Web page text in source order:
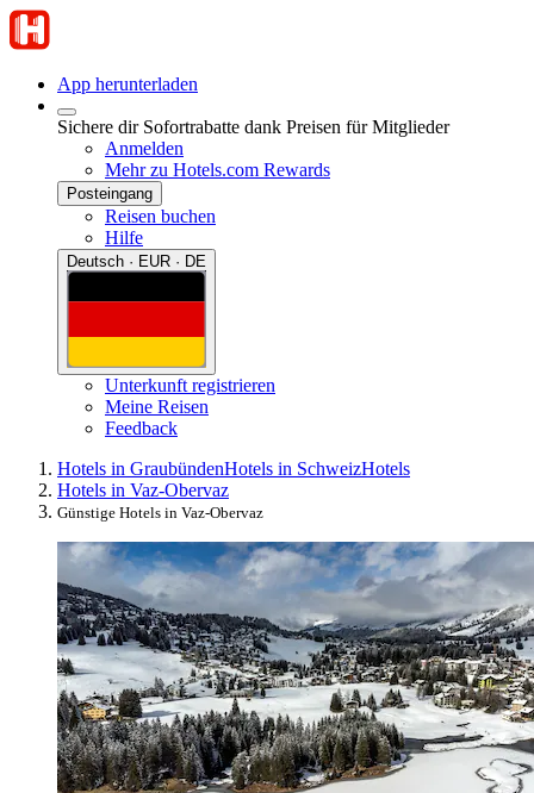
App herunterladen
Sichere dir Sofortrabatte dank Preisen für Mitglieder
Anmelden
Mehr zu Hotels.com Rewards
Posteingang
Reisen buchen
Hilfe
Deutsch · EUR · DE
Unterkunft registrieren
Meine Reisen
Feedback
Hotels in GraubündenHotels in SchweizHotels
Hotels in Vaz-Obervaz
Günstige Hotels in Vaz-Obervaz